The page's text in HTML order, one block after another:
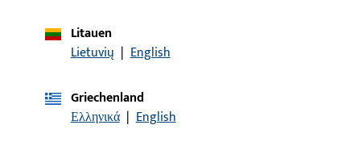
Litauen
Lietuvių | English
Griechenland
Ελληνικά | English